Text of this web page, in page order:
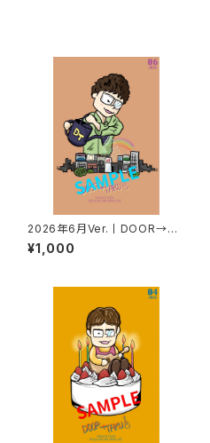
2026年6月Ver.丨DOOR→TA
KUポストカード
¥1,000